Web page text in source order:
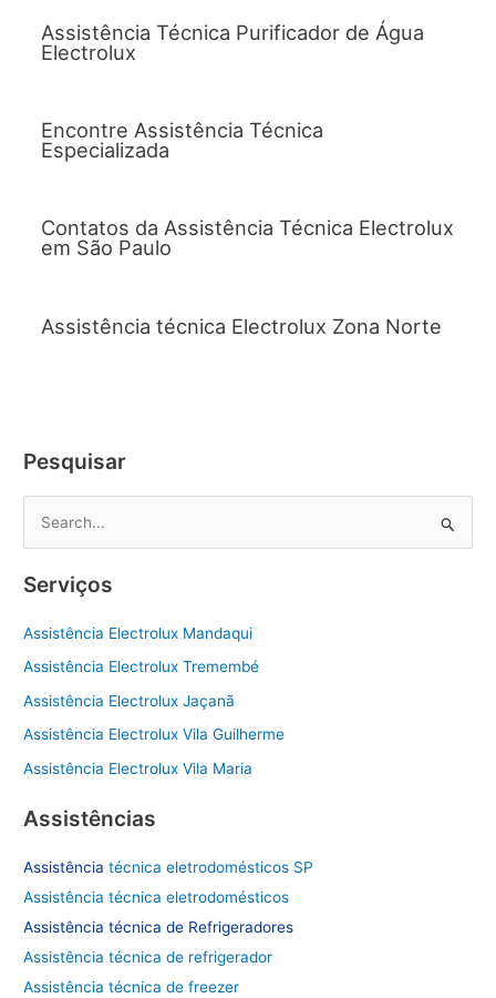
Assistência Técnica Purificador de Água
Electrolux
Encontre Assistência Técnica
Especializada
Contatos da Assistência Técnica Electrolux
em São Paulo
Assistência técnica Electrolux Zona Norte
Pesquisar
q
u
p
o
:
Serviços
Assistência Electrolux Mandaqui
Assistência Electrolux Tremembé
Assistência Electrolux Jaçanã
Assistência Electrolux Vila Guilherme
Assistência Electrolux Vila Maria
Assistências
Assistênciatécnica eletrodomésticos SP
Assistência técnica eletrodomésticos
Assistência técnica de Refrigeradores
Assistência técnica de refrigerador
Assistência técnica de freezer